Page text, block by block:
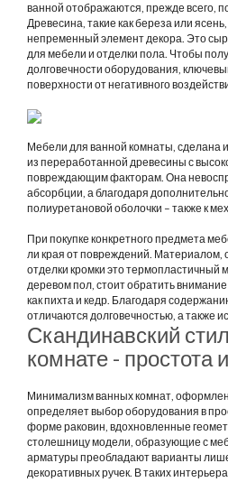
ванной отображаются, прежде всего,
Древесина, такие как береза или
непременный элемент декора. Это
для мебели и отделки пола. Чтобы
долговечности оборудования,
поверхности от негативного
Мебели для ванной комнаты, сделана
из переработанной древесины с
повреждающим факторам. Она
абсорбции, а благодаря
полиуретановой оболочки – также к
При покупке конкретного предмета
ли края от повреждений. Материалом,
отделки кромки это термопластичный
деревом пол, стоит обратить
как пихта и кедр. Благодаря
отличаются долговечностью, а также
Скандинавский
комнате - простота
Минимализм ванных комнат,
определяет выбор оборудования в
форме раковин, вдохновленные
столешницу модели, образующие с
арматуры преобладают варианты
декоративных ручек. В таких